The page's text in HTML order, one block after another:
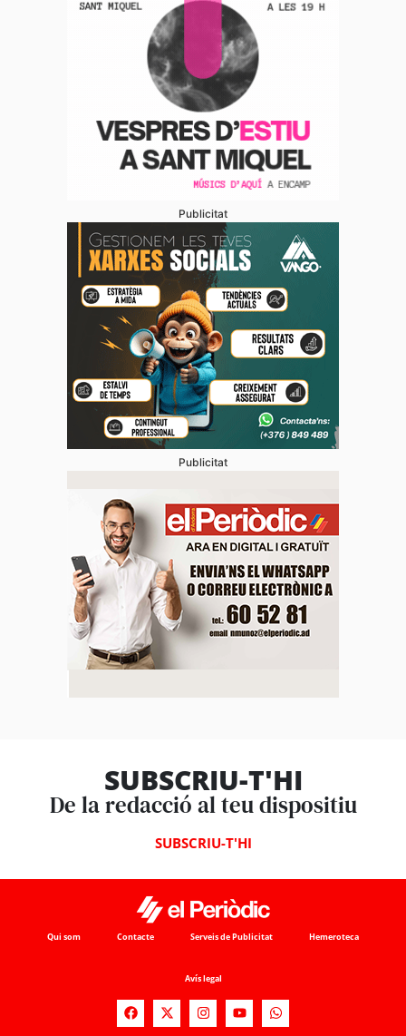
Publicitat
Publicitat
SUBSCRIU-T'HI
De la redacció al teu dispositiu
SUBSCRIU-T'HI
Qui som Contacte Serveis de Publicitat Hemeroteca
Avís legal